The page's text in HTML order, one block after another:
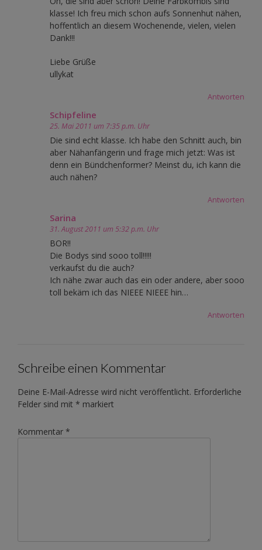
klasse! Ich freu mich schon aufs Sonnenhut nähen,
hoffentlich an diesem Wochenende, vielen, vielen
Dank!!!
Liebe Grüße
ullykat
Antworten
Schipfeline
25. Mai 2011 um 7:35 p.m. Uhr
Die sind echt klasse. Ich habe den Schnitt auch, bin
aber Nähanfängerin und frage mich jetzt: Was ist
denn ein Bündchenformer? Meinst du, ich kann die
auch nähen?
Antworten
Sarina
31. August 2011 um 5:32 p.m. Uhr
BOR!!
Die Bodys sind sooo toll!!!!!
verkaufst du die auch?
Ich nähe zwar auch das ein oder andere, aber sooo
toll bekäm ich das NIEEE NIEEE hin…
Antworten
Schreibe einen Kommentar
Deine E-Mail-Adresse wird nicht veröffentlicht. Erforderliche
Felder sind mit * markiert
Kommentar *